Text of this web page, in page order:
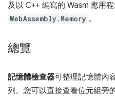
及以 C++ 編寫的 Wasm 應用
WebAssembly.Memory 。
總覽
記憶體檢查器可整理記憶體內
列。您可以直接查看位元組旁